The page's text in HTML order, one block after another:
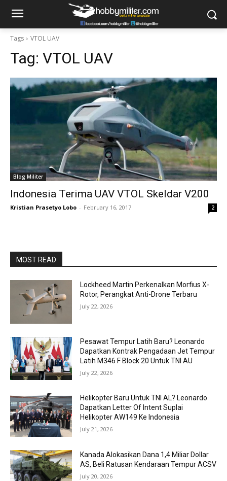
Tags VTOL UAV
Tag: VTOL UAV
Blog Militer
Indonesia Terima UAV VTOL Skeldar V200
Kristian Prasetyo Lobo - February 16, 2017 2
MOST READ
Lockheed Martin Perkenalkan Morfius X-
Rotor, Perangkat Anti-Drone Terbaru
July 22, 2026
Pesawat Tempur Latih Baru? Leonardo
Dapatkan Kontrak Pengadaan Jet Tempur
Latih M346 F Block 20 Untuk TNI AU
July 22, 2026
Helikopter Baru Untuk TNI AL? Leonardo
Dapatkan Letter Of Intent Suplai
Helikopter AW149 Ke Indonesia
July 21, 2026
Kanada Alokasikan Dana 1,4 Miliar Dollar
AS, Beli Ratusan Kendaraan Tempur ACSV
July 20, 2026